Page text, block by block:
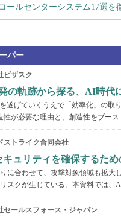
コールセンターシステム17選
パー
ビザスク
の軌跡から探る、AI時代
遂げていくうえで「効率化」の取
が必要な理由と、創造性をブース
ストライク合同会社
ュリティを確保するため
に合わせて、攻撃対象領域も拡大
スクが生じている。本資料では、
セールスフォース・ジャパン